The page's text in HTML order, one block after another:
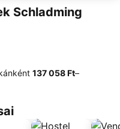
Schladming
‎137 058 Ft–